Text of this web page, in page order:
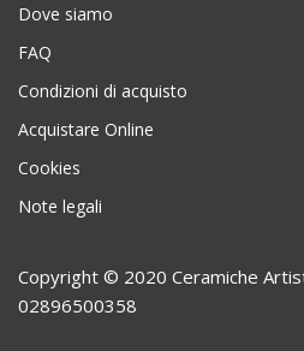
Dove siamo
FAQ
Condizioni di acquisto
Acquistare Online
Cookies
Note legali
Copyright © 2020 Ceramiche
02896500358